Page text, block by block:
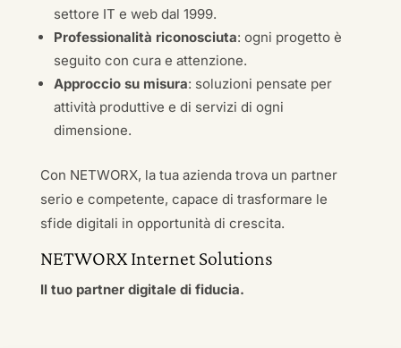
settore IT e web dal 1999.
Professionalità riconosciuta: ogni progetto è
seguito con cura e attenzione.
Approccio su misura: soluzioni pensate per
attività produttive e di servizi di ogni
dimensione.
Con NETWORX, la tua azienda trova un partner
serio e competente, capace di trasformare le
sfide digitali in opportunità di crescita.
NETWORX Internet Solutions
Il tuo partner digitale di fiducia.